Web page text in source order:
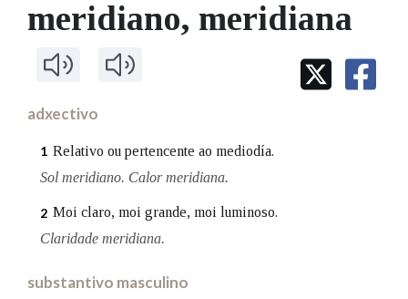
IDENTIDADE CORPORATIVA
MARCIAL DEL ADALID
CASA-MUSEO EMILIA PARDO
FIGURAS HOMENAXEADAS
Facebook
TwitterYoutubeInstagram
Bluesky
BUSCAR NOS LEMAS
Comeza por
BUSCAR NO CONTIDO
meridiano, meridiana
adxectivo
1 Relativo ou pertencente ao mediodía.
Sol meridiano. Calor meridiana.
2 Moi claro, moi grande, moi luminoso.
Claridade meridiana.
substantivo masculino